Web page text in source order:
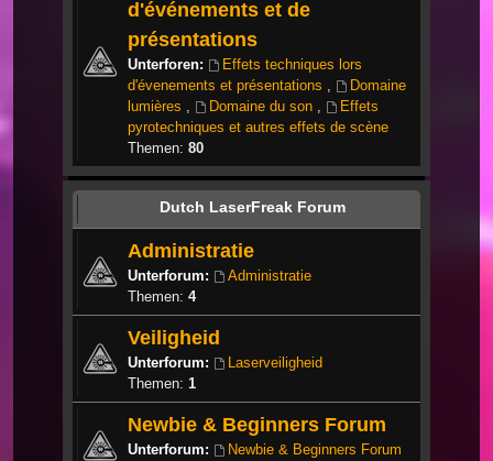
d'événements et de
présentations
Unterforen:
Effets techniques lors
d'évenements et présentations ,
Domaine
lumières , Domaine du son ,
Effets
pyrotechniques et autres effets de scène
Themen: 80
Dutch LaserFreak Forum
Administratie
Unterforum:
Administratie
Themen: 4
Veiligheid
Unterforum:
Laserveiligheid
Themen: 1
Newbie & Beginners Forum
Unterforum:
Newbie & Beginners Forum